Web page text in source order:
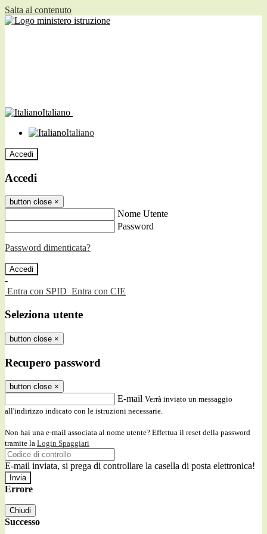
Salta al contenuto
Italiano
Italiano
Accedi
Accedi
button close ×
Nome Utente
Password
Password dimenticata?
-
Entra con SPID Entra con CIE
Seleziona utente
button close ×
Recupero password
button close ×
E-mail Verrà inviato un messaggio
all'indirizzo indicato con le istruzioni necessarie.
Non hai una e-mail associata al nome utente? Effettua il reset della password
tramite la Login Spaggiari
E-mail inviata, si prega di controllare la casella di posta elettronica!
Errore
Chiudi
Successo